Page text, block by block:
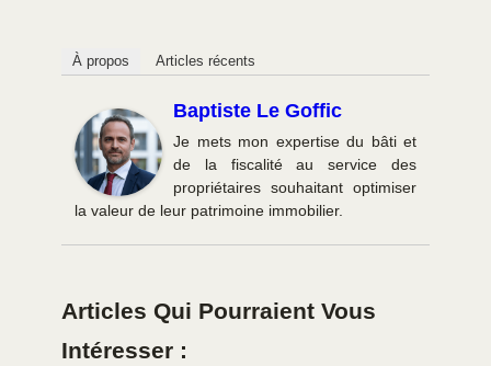
À propos Articles récents
Baptiste Le Goffic
Je mets mon expertise du bâti et
de la fiscalité au service des
propriétaires souhaitant optimiser
la valeur de leur patrimoine immobilier.
Articles Qui Pourraient Vous
Intéresser :